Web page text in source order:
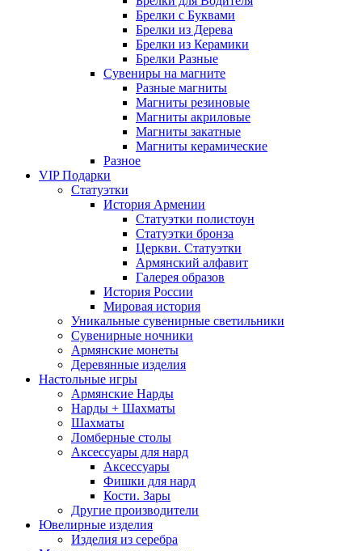
Брелки с Буквами
Брелки из Дерева
Брелки из Керамики
Брелки Разные
Сувениры на магните
Разные магниты
Магниты резиновые
Магниты акриловые
Магниты закатные
Магниты керамические
Разное
VIP Подарки
Статуэтки
История Армении
Статуэтки полистоун
Статуэтки бронза
Церкви. Статуэтки
Армянский алфавит
Галерея образов
История России
Мировая история
Уникальные сувенирные светильники
Сувенирные ночники
Армянские монеты
Деревянные изделия
Настольные игры
Армянские Нарды
Нарды + Шахматы
Шахматы
Ломберные столы
Аксессуары для нард
Аксессуары
Фишки для нард
Кости. Зары
Другие производители
Ювелирные изделия
Изделия из серебра